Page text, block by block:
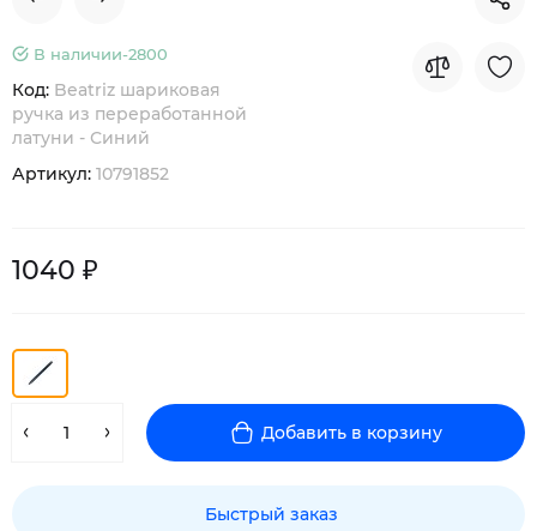
В наличии-2800
Код: Beatriz шариковая
ручка из переработанной
латуни - Синий
Артикул: 10791852
1040 ₽
Добавить в корзину
Быстрый заказ